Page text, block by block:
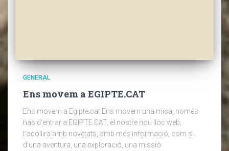
GENERAL
Ens movem a EGIPTE.CAT
Ens movem a Egipte.cat Ens movem una mica, només
has d’entrar a EGIPTE.CAT, el nostre nou lloc web,
t’acollira amb novetats, amb més informació, com si
d’una aventura, una exploració, una missió